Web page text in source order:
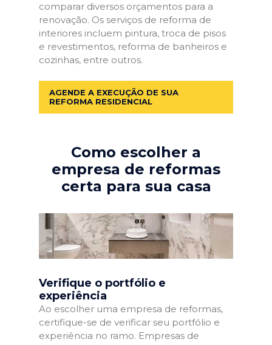
comparar diversos orçamentos para a
renovação. Os serviços de reforma de
interiores incluem pintura, troca de pisos
e revestimentos, reforma de banheiros e
cozinhas, entre outros.
AGENDE A EXECUÇÃO DE SUA
REFORMA RESIDENCIAL
Como escolher a
empresa de reformas
certa para sua casa
Verifique o portfólio e
experiência
Ao escolher uma empresa de reformas,
certifique-se de verificar seu portfólio e
experiência no ramo. Empresas de